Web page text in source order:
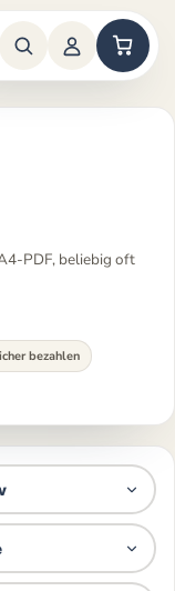
PDF, beliebig oft
bezahlen